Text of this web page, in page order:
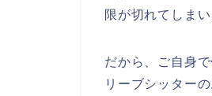
限が切れてしま
だから、ご自身
リーブシッター